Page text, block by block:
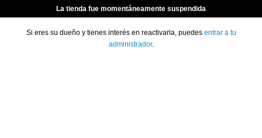
La tienda fue momentáneamente suspendida
Si eres su dueño y tienes interés en reactivarla, puedes entrar a tu
administrador.